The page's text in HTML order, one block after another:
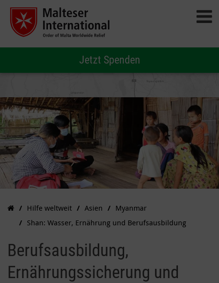
Jetzt Spenden
Hilfe weltweit Asien
Myanmar
Shan: Wasser, Ernährung und Berufsausbildung
Berufsausbildung,
Ernährungssicherung und